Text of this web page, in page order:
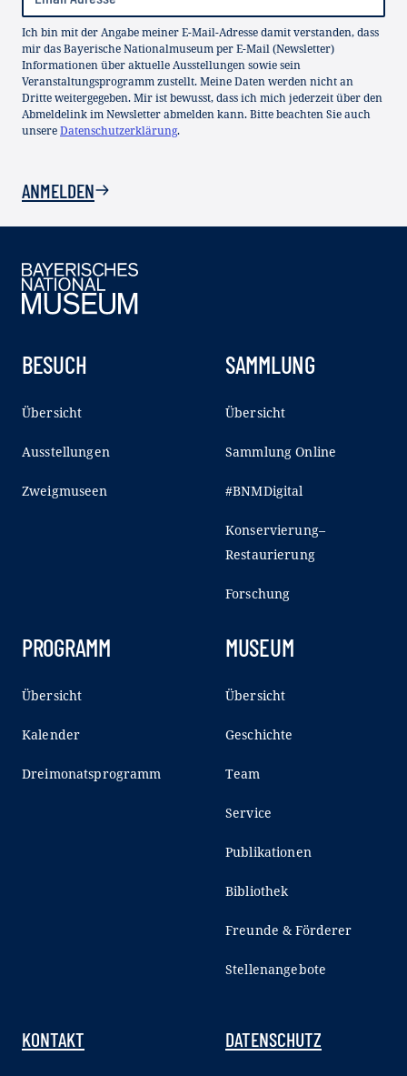
Ich bin mit der Angabe meiner E-Mail-Adresse damit verstanden, dass
mir das Bayerische Nationalmuseum per E-Mail (Newsletter)
Informationen über aktuelle Ausstellungen sowie sein
Veranstaltungsprogramm zustellt. Meine Daten werden nicht an
Dritte weitergegeben. Mir ist bewusst, dass ich mich jederzeit über den
Abmeldelink im Newsletter abmelden kann. Bitte beachten Sie auch
unsereDatenschutzerklärung.
ANMELDEN
BESUCH
Übersicht
Ausstellungen
Zweigmuseen
SAMMLUNG
Übersicht
Sammlung Online
#BNMDigital
Konservierung–
Restaurierung
Forschung
PROGRAMM
Übersicht
Kalender
Dreimonatsprogramm
MUSEUM
Übersicht
Geschichte
Team
Service
Publikationen
Bibliothek
Freunde & Förderer
Stellenangebote
KONTAKT DATENSCHUTZ